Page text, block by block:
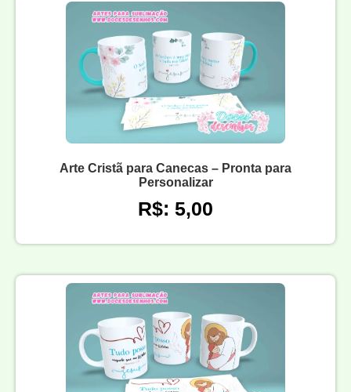
Arte Cristã para Canecas – Pronta para
Personalizar
R$: 5,00